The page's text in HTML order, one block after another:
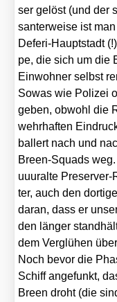
ser gelöst (und der
san­ter­wei­se ist
Defe­ri-Haupt­stadt
pe, die sich um die
Ein­woh­ner selbst
Sowas wie Poli­zei
geben, obwohl die
wehr­haf­ten
bal­lert nach und
Breen-Squads
uuur­alte
ter, auch den
dar­an, dass er
den län­ger
dem Ver­glü­hen
Noch bevor die
Schiff ange­funkt,
Breen droht (die